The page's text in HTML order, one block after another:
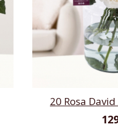
20 Rosa